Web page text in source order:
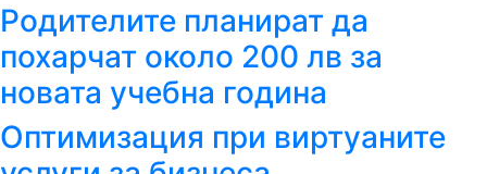
Родителите планират да
похарчат около 200 лв за
новата учебна година
Оптимизация при виртуаните